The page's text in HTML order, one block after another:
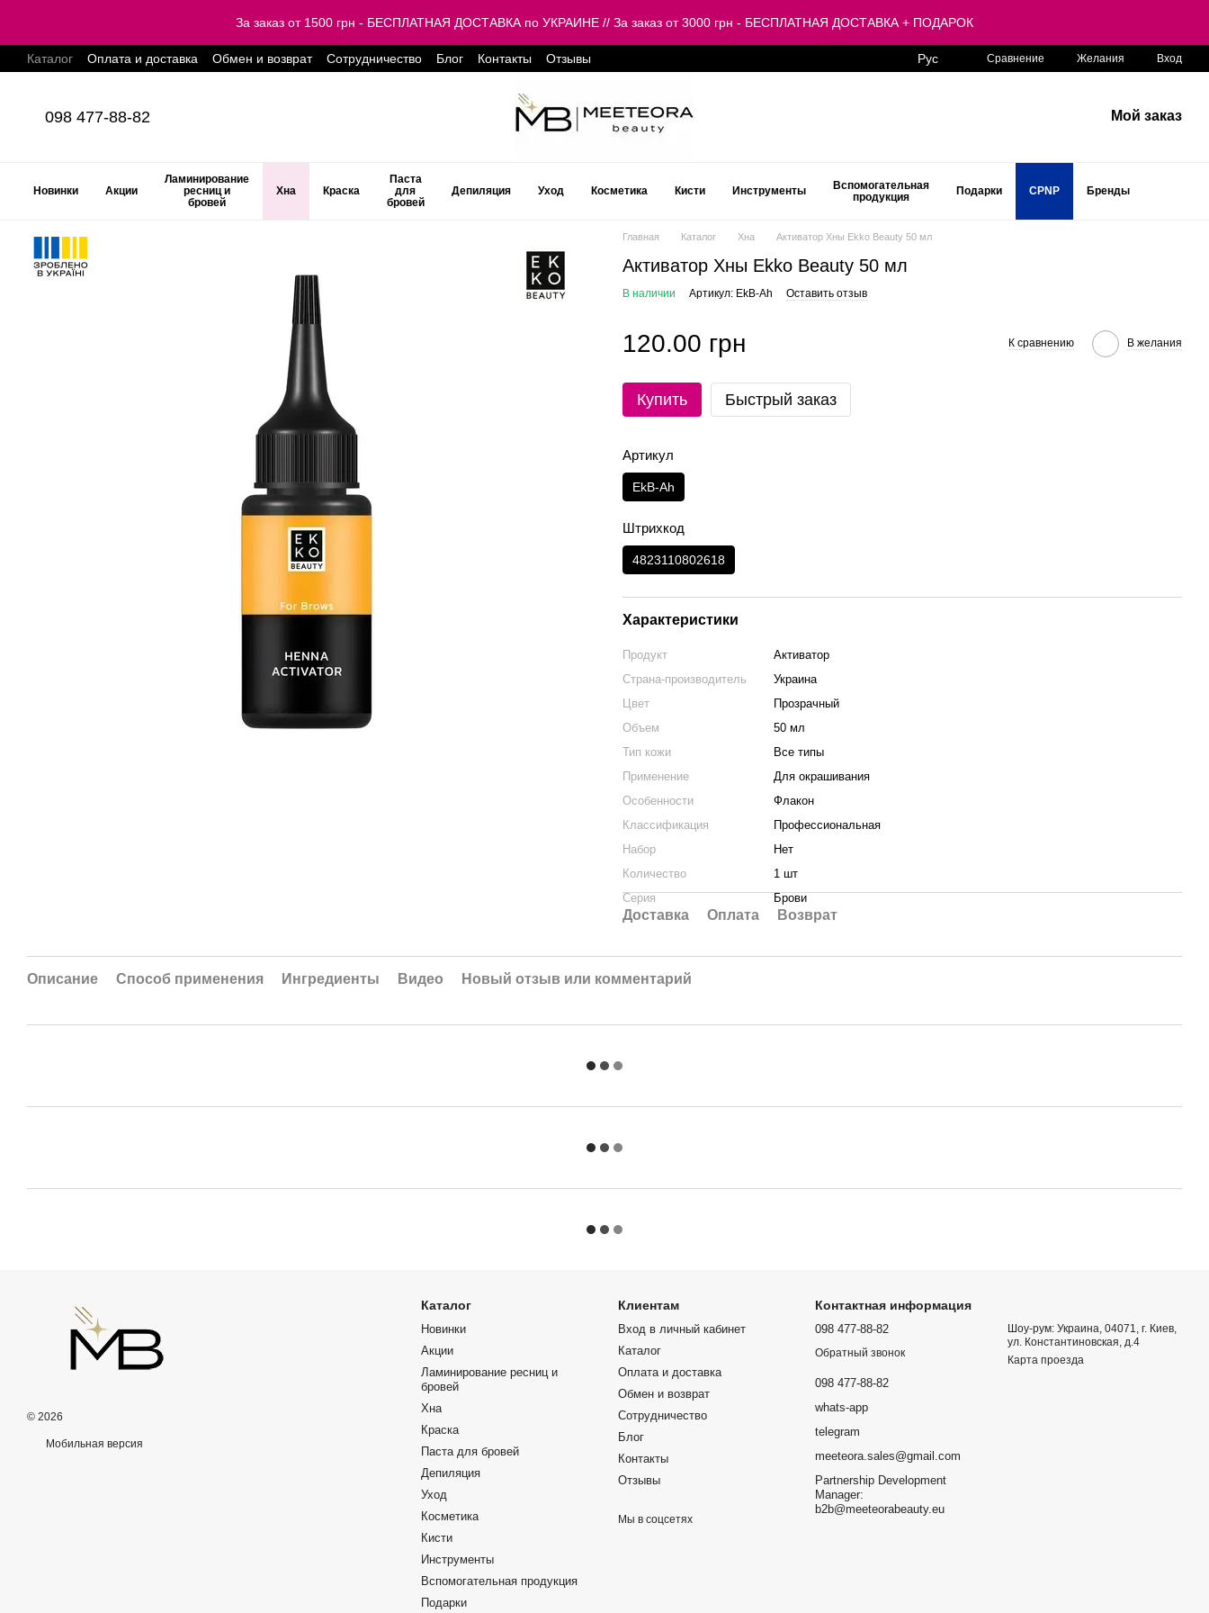
За заказ от 1500 грн - БЕСПЛАТНАЯ ДОСТАВКА по УКРАИНЕ // За заказ от 3000 грн - БЕСПЛАТНАЯ ДОСТАВКА + ПОДАРОК
Каталог Оплата и доставка Обмен и возврат Сотрудничество Блог Контакты Отзывы Рус Сравнение Желания Вход
098 477-88-82 Мой заказ
Новинки Акции
Ламинирование
ресниц и
бровей
Хна Краска
Паста
для
бровей
Депиляция Уход Косметика Кисти Инструменты
Вспомогательная
продукция
Подарки CPNP Бренды
Главная Каталог Хна Активатор Хны Ekko Beauty 50 мл
Активатор Хны Ekko Beauty 50 мл
В наличии Артикул: EkB-Ah Оставить отзыв
120.00 грн К сравнению В желания
Купить Быстрый заказ
Артикул
EkB-Ah
Штрихкод
4823110802618
Характеристики
Продукт
Активатор
Страна-производитель
Украина
Цвет
Прозрачный
Объем
50 мл
Тип кожи
Все типы
Применение
Для окрашивания
Особенности
Флакон
Классификация
Профессиональная
Набор
Нет
Количество
1 шт
Серия
Брови
Доставка Оплата Возврат
Описание Способ применения Ингредиенты Видео Новый отзыв или комментарий
© 2026
Мобильная версия
Каталог
Новинки
Акции
Ламинирование ресниц и
бровей
Хна
Краска
Паста для бровей
Депиляция
Уход
Косметика
Кисти
Инструменты
Вспомогательная продукция
Подарки
Клиентам
Вход в личный кабинет
Каталог
Оплата и доставка
Обмен и возврат
Сотрудничество
Блог
Контакты
Отзывы
Мы в соцсетях
Контактная информация
098 477-88-82
Обратный звонок
098 477-88-82
whats-app
telegram
meeteora.sales@gmail.com
Partnership Development
Manager:
b2b@meeteorabeauty.eu
Шоу-рум: Украина, 04071, г. Киев,
ул. Константиновская, д.4
Карта проезда